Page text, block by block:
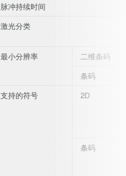
脉冲持续时间
激光分类
最小分辨率
二维条码
条码
支持的符号
2D
条码